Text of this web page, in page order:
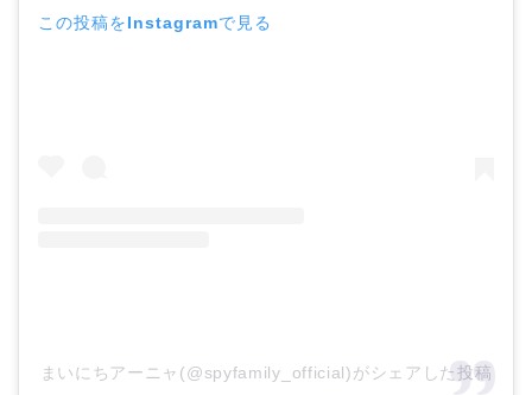
この投稿をInstagramで見る
まいにちアーニャ(@spyfamily_official)がシェアした投稿